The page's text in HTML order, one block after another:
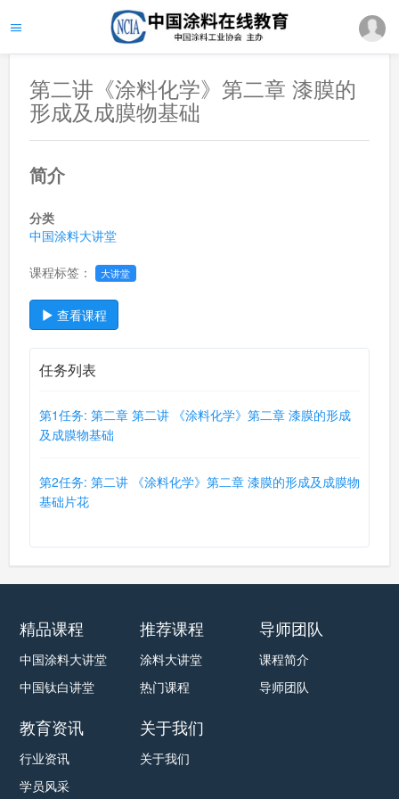
第二讲《涂料化学》第二章 漆膜的
形成及成膜物基础
简介
分类
中国涂料大讲堂
课程标签： 大讲堂
查看课程
任务列表
第1任务: 第二章 第二讲 《涂料化学》第二章 漆膜的形成
及成膜物基础
第2任务: 第二讲 《涂料化学》第二章 漆膜的形成及成膜物
基础片花
精品课程
中国涂料大讲堂
中国钛白讲堂
推荐课程
涂料大讲堂
热门课程
导师团队
课程简介
导师团队
教育资讯
行业资讯
学员风采
关于我们
关于我们